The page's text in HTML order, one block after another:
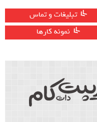
تبلیغات و تماس
نمونه کارها